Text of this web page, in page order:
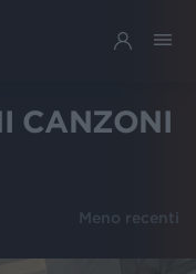
CANZONI
Meno recenti